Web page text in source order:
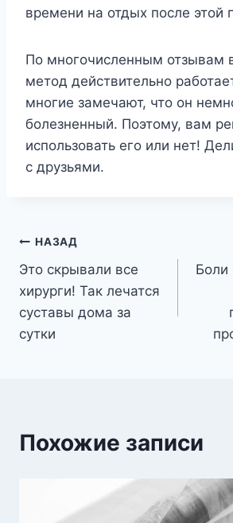
времени на отдых после этой
По многочисленным отзывам
метод действительно
многие замечают, что он
болезненный. Поэтому, вам
использовать его или нет!
с друзьями.
Навигация
по
записям
НАЗАД
Это скрывали все
хирурги! Так лечатся
суставы дома за
сутки
Боли
Похожие записи